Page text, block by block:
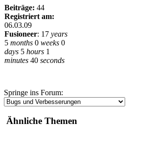
Beiträge: 44
Registriert am:
06.03.09
Fusioneer: 17 years
5 months 0 weeks 0
days 5 hours 1
minutes 40 seconds
Springe ins Forum:
Ähnliche Themen